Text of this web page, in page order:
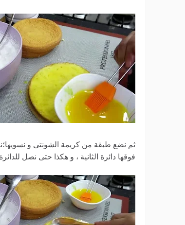
ثم نضع طبقة من كريمة الشونتى و
فوقها دائرة الثانية ، و هكذا حتى نصل للدائرة